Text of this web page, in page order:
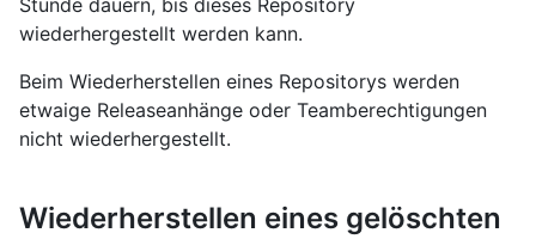
Stunde dauern, bis dieses Repository
wiederhergestellt werden kann.
Beim Wiederherstellen eines Repositorys werden
etwaige Releaseanhänge oder Teamberechtigungen
nicht wiederhergestellt.
Wiederherstellen eines gelöschten